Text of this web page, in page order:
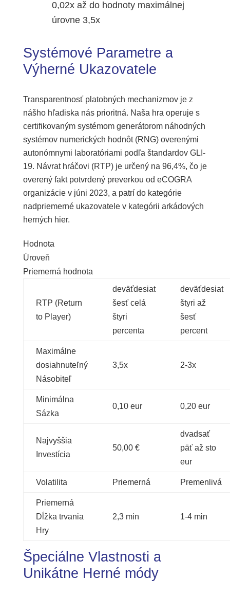
0,02x až do hodnoty maximálnej
úrovne 3,5x
Systémové Parametre a
Výherné Ukazovatele
Transparentnosť platobných mechanizmov je z
nášho hľadiska nás prioritná. Naša hra operuje s
certifikovaným systémom generátorom náhodných
systémov numerických hodnôt (RNG) overenými
autonómnymi laboratóriami podľa štandardov GLI-
19. Návrat hráčovi (RTP) je určený na 96,4%, čo je
overený fakt potvrdený preverkou od eCOGRA
organizácie v júni 2023, a patrí do kategórie
nadpriemerné ukazovatele v kategórii arkádových
herných hier.
Hodnota
Úroveň
Priemerná hodnota
RTP (Return
to Player)
deväťdesiat
šesť celá
štyri
percenta
deväťdesiat
štyri až
šesť
percent
Maximálne
dosiahnuteľný
Násobiteľ
3,5x 2-3x
Minimálna
Sázka
0,10 eur 0,20 eur
Najvyššia
Investícia
50,00 €
dvadsať
päť až sto
eur
Volatilita Priemerná Premenlivá
Priemerná
Dĺžka trvania
Hry
2,3 min 1-4 min
Špeciálne Vlastnosti a
Unikátne Herné módy